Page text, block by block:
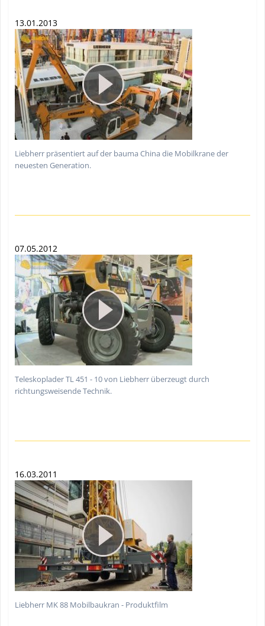
13.01.2013
Liebherr präsentiert auf der bauma China die Mobilkrane der
neuesten Generation.
07.05.2012
Teleskoplader TL 451 - 10 von Liebherr überzeugt durch
richtungsweisende Technik.
16.03.2011
Liebherr MK 88 Mobilbaukran - Produktfilm